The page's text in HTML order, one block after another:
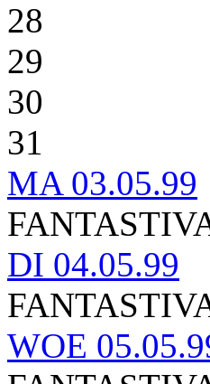
28
29
30
31
MA03.05.99
DI 04.05.99
WOE